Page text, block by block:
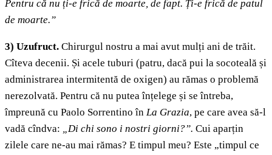
Pentru că nu ți-e frică de moarte, de fapt. Ți-e frică de patul
de moarte.”
3) Uzufruct. Chirurgul nostru a mai avut mulți ani de trăit.
Cîteva decenii. Și acele tuburi (patru, dacă pui la socoteală și
administrarea intermitentă de oxigen) au rămas o problemă
nerezolvată. Pentru că nu putea înțelege și se întreba,
împreună cu Paolo Sorrentino în La Grazia, pe care avea să-l
vadă cîndva: „Di chi sono i nostri giorni?”. Cui aparțin
zilele care ne-au mai rămas? E timpul meu? Este „timpul ce